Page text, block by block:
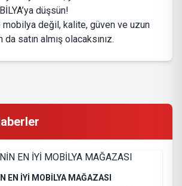
düşsün!
mobilya değil, kalite, güven ve uzun
da satın almış olacaksınız.
EN İYİ MOBİLYA MAĞAZASI